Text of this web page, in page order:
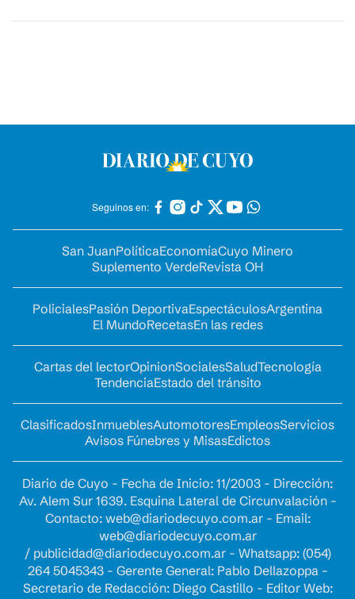
Seguinos en:
San JuanPolíticaEconomíaCuyo Minero
Suplemento VerdeRevista OH
PolicialesPasión DeportivaEspectáculosArgentina
El MundoRecetasEn las redes
Cartas del lectorOpinionSocialesSaludTecnología
TendenciaEstado del tránsito
ClasificadosInmueblesAutomotoresEmpleosServicios
Avisos Fúnebres y MisasEdictos
Diario de Cuyo - Fecha de Inicio: 11/2003 - Dirección:
Av. Alem Sur 1639. Esquina Lateral de Circunvalación -
Contacto: web@diariodecuyo.com.ar- Email:
web@diariodecuyo.com.ar
/ publicidad@diariodecuyo.com.ar- Whatsapp: (054)
264 5045343 - Gerente General: Pablo Dellazoppa -
Secretario de Redacción: Diego Castillo - Editor Web: